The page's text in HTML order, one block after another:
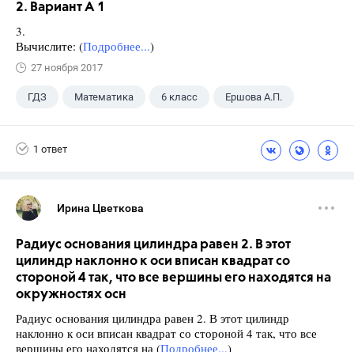
2. Вариант А 1
3.
Вычислите: (Подробнее...)
27 ноября 2017
ГДЗ Математика 6 класс Ершова А.П.
1 ответ
Ирина Цветкова
Радиус основания цилиндра равен 2. В этот
цилиндр наклонно к оси вписан квадрат со
стороной 4 так, что все вершины его находятся на
окружностях осн
Радиус основания цилиндра равен 2. В этот цилиндр
наклонно к оси вписан квадрат со стороной 4 так, что все
вершины его находятся на (Подробнее...)